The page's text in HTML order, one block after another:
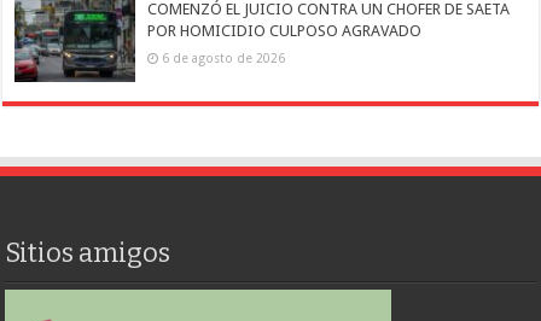
COMENZÓ EL JUICIO CONTRA UN CHOFER DE SAETA
POR HOMICIDIO CULPOSO AGRAVADO
6 de agosto de 2026
Sitios amigos